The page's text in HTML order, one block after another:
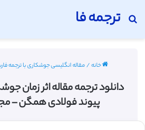
ترجمه فا
جستجو برای
خانه/مقاله انگلیسی جوشکاری با ترجمه فارسی 2022 -
دانلود ترجمه مقاله اثر زمان
پیوند فولادی همگن –